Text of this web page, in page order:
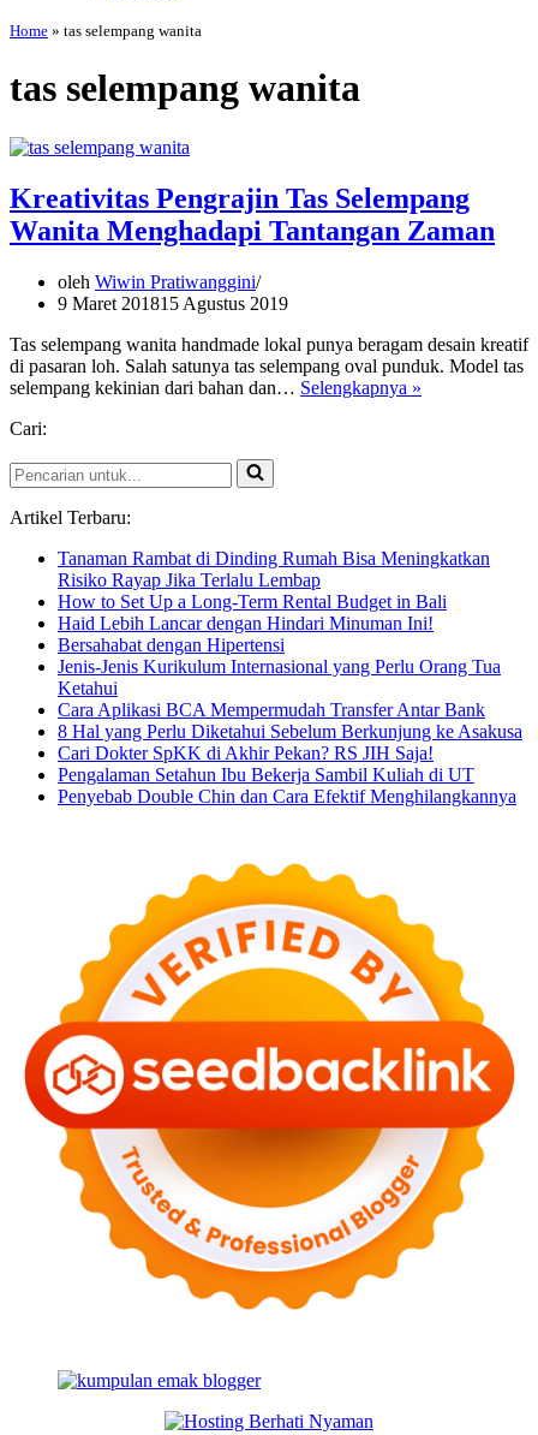
Home » tas selempang wanita
tas selempang wanita
Kreativitas Pengrajin Tas Selempang
Wanita Menghadapi Tantangan Zaman
oleh Wiwin Pratiwanggini
9 Maret 201815 Agustus 2019
Tas selempang wanita handmade lokal punya beragam desain kreatif
di pasaran loh. Salah satunya tas selempang oval punduk. Model tas
selempang kekinian dari bahan dan… Selengkapnya »
Cari:
Pencarian
untuk...
Artikel Terbaru:
Tanaman Rambat di Dinding Rumah Bisa Meningkatkan
Risiko Rayap Jika Terlalu Lembap
How to Set Up a Long-Term Rental Budget in Bali
Haid Lebih Lancar dengan Hindari Minuman Ini!
Bersahabat dengan Hipertensi
Jenis-Jenis Kurikulum Internasional yang Perlu Orang Tua
Ketahui
Cara Aplikasi BCA Mempermudah Transfer Antar Bank
8 Hal yang Perlu Diketahui Sebelum Berkunjung ke Asakusa
Cari Dokter SpKK di Akhir Pekan? RS JIH Saja!
Pengalaman Setahun Ibu Bekerja Sambil Kuliah di UT
Penyebab Double Chin dan Cara Efektif Menghilangkannya